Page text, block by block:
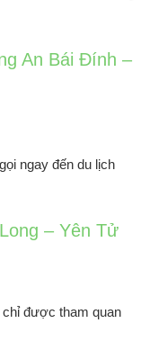
An Bái Đính –
ngay đến du lịch
– Yên Tử
chỉ được tham quan